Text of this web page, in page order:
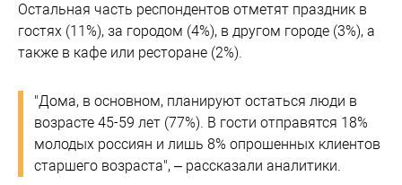
Остальная часть респондентов отметят праздник в
гостях (11%), за городом (4%), в другом городе (3%), а
также в кафе или ресторане (2%).
"Дома, в основном, планируют остаться люди в
возрасте 45-59 лет (77%). В гости отправятся 18%
молодых россиян и лишь 8% опрошенных клиентов
старшего возраста", – рассказали аналитики.